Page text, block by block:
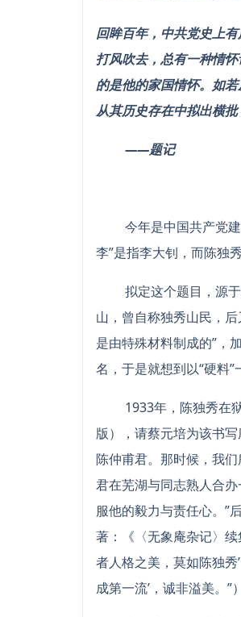
回眸百年，中共党史上
打风吹去，总有一种情
的是他的家国情怀。如
从其历史存在中拟出横批
——题记
今年是中国共产党建
李”是指李大钊，而陈独
拟定这个题目，源于
山，曾自称独秀山民，
是由特殊材料制成的”，
名，于是就想到以“硬料”
1933年，陈独秀在狱
版），请蔡元培为该书
陈仲甫君。那时候，我
君在芜湖与同志熟人合
服他的毅力与责任心。”
著：《〈无象庵杂记〉
者人格之美，莫如陈独
成第一流’，诚非溢美。”）